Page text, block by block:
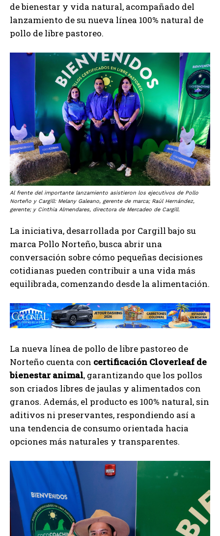
de bienestar y vida natural, acompañado del
lanzamiento de su nueva línea 100% natural de
pollo de libre pastoreo.
Al frente del importante lanzamiento asistieron los ejecutivos de Pollo
Norteño y Cargill: Melany Galeano, gerente de marca; Raúl Hernández,
gerente; y Cinthia Almendares, directora de Mercadeo de Cargill.
La iniciativa, desarrollada por Cargill bajo su
marca Pollo Norteño, busca abrir una
conversación sobre cómo pequeñas decisiones
cotidianas pueden contribuir a una vida más
equilibrada, comenzando desde la alimentación.
La nueva línea de pollo de libre pastoreo de
Norteño cuenta con certificación Cloverleaf de
bienestar animal, garantizando que los pollos
son criados libres de jaulas y alimentados con
granos. Además, el producto es 100% natural, sin
aditivos ni preservantes, respondiendo así a
una tendencia de consumo orientada hacia
opciones más naturales y transparentes.